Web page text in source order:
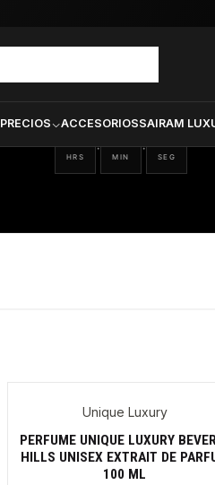
PRECIOS ACCESORIOSSAIRAM
07
HRS
: 12
MIN
: 05
SEG
Unique Luxury
PERFUME UNIQUE LUXURY
HILLS UNISEX EXTRAIT DE
100 ML